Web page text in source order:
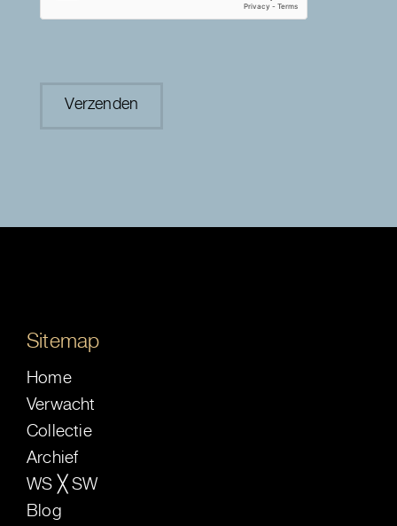
Sitemap
Home
Verwacht
Collectie
Archief
WS ╳ SW
Blog